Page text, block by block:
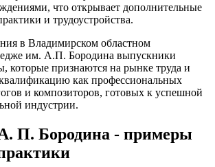
что открывает дополнительные
и трудоустройства.
в Владимирском областном
им. А.П. Бородина выпускники
которые признаются на рынке труда и
как профессиональных
и композиторов, готовых к успешной
индустрии.
П. Бородина - примеры